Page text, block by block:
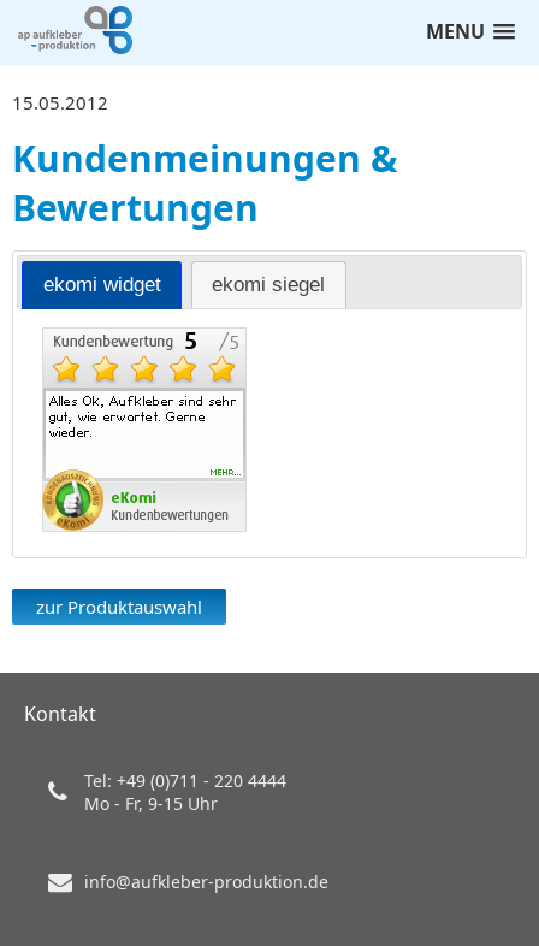
MENU
15.05.2012
Kundenmeinungen &
Bewertungen
ekomi widget ekomi siegel
zur Produktauswahl
Kontakt
Tel: +49 (0)711 - 220 4444
Mo - Fr, 9-15 Uhr
info@aufkleber-produktion.de